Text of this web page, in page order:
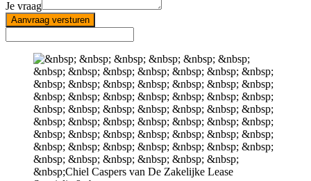
Je vraag
Aanvraag versturen